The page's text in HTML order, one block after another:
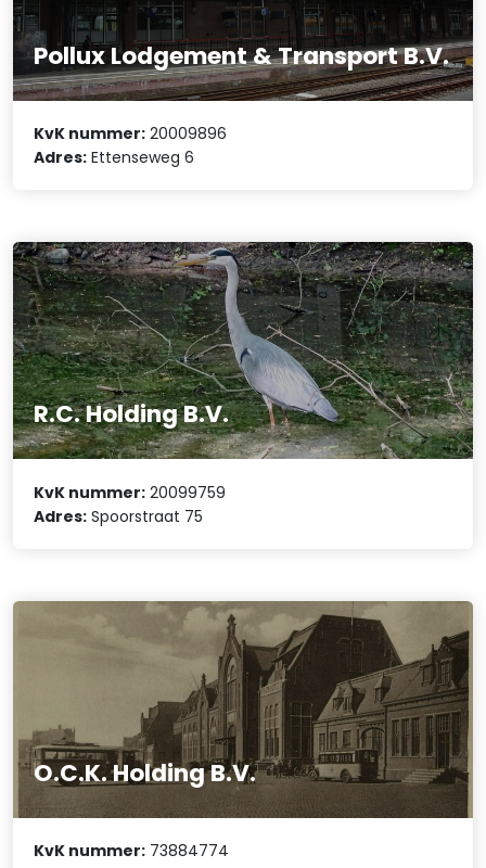
Pollux Lodgement & Transport B.V.
KvK nummer: 20009896
Adres: Ettenseweg 6
R.C. Holding B.V.
KvK nummer: 20099759
Adres: Spoorstraat 75
O.C.K. Holding B.V.
KvK nummer: 73884774